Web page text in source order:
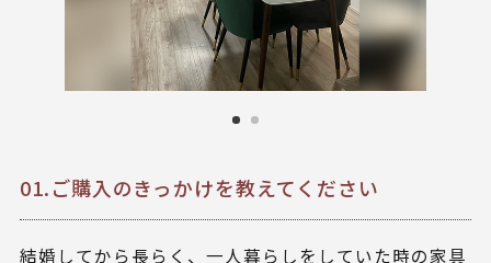
01.ご購入のきっかけを教えてください
結婚してから長らく、一人暮らしをしていた時の家具